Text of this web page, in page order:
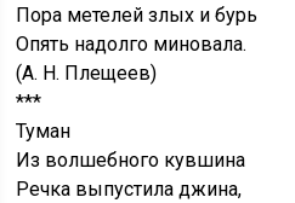
Пора метелей злых и бурь
Опять надолго миновала.
(А. Н. Плещеев)
***
Туман
Из волшебного кувшина
Речка выпустила джина,